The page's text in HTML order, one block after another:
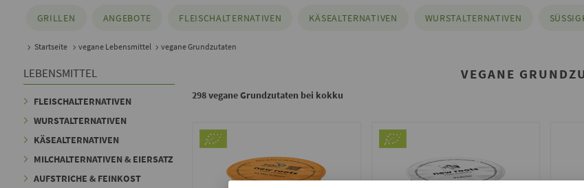
GRILLEN ANGEBOTE FLEISCHALTERNATIVEN KÄSEALTERNATIVEN WURSTALTERNATIVEN
Startseite vegane Lebensmittel vegane Grundzutaten
LEBENSMITTEL
FLEISCHALTERNATIVEN
WURSTALTERNATIVEN
KÄSEALTERNATIVEN
MILCHALTERNATIVEN & EIERSATZ
AUFSTRICHE & FEINKOST
VEGANE
298 vegane Grundzutaten bei kokku